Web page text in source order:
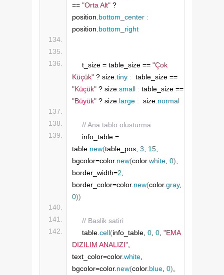
== "Orta Alt" ?
position. bottom_center :
position. bottom_right
    t_size = table_size ==
"Çok
Küçük" ? size. tiny :
"Küçük" ? size. small :
"Büyük" ? size. large :
  size.
normal
// Ana tablo olusturma
    info_table =
table. new(table_pos, 3 15
bgcolor=color. new(color.white 0)
border_width=2
border_color=color. new(color.gray
0))
// Baslik satiri
    table.
cell(info_table, 0 0 "EMA
DIZILIM ANALIZI"
text_color=color.white
bgcolor=color. new(color. blue 0)